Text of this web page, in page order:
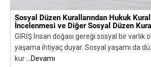
Sosyal Düzen Kurallarından Hukuk
İncelenmesi ve Diğer Sosyal Düzen
GİRİŞ İnsan doğası gereği sosyal bir varlık
yaşama ihtiyaç duyar. Sosyal yaşamı da
kur
...Devamı